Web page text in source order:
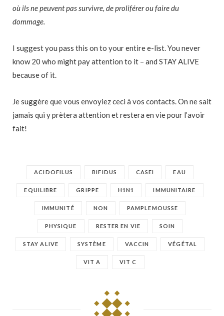
où ils ne peuvent pas survivre, de proliférer ou faire du
dommage.
I suggest you pass this on to your entire e-list. You never
know 20 who might pay attention to it – and STAY ALIVE
because of it.
Je suggère que vous envoyiez ceci à vos contacts. On ne sait
jamais qui y prètera attention et restera en vie pour l’avoir
fait!
ACIDOFILUS BIFIDUS CASEI EAU
EQUILIBRE GRIPPE H1N1 IMMUNITAIRE
IMMUNITÉ NON PAMPLEMOUSSE
PHYSIQUE RESTER EN VIE SOIN
STAY ALIVE SYSTÈME VACCIN VÉGÉTAL
VIT A VIT C